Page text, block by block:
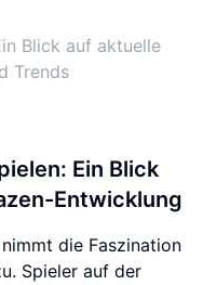
Blick auf aktuelle
Trends
Ein Blick
Entwicklung
die Faszination
Spieler auf der